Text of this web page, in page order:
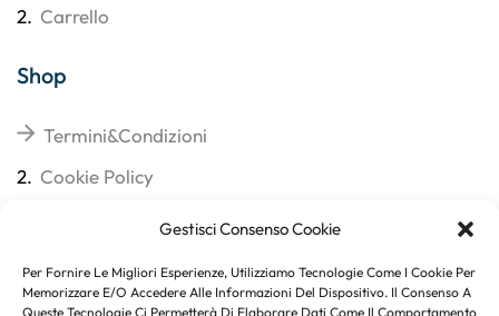
Gestisci Consenso Cookie
Per Fornire Le Migliori Esperienze, Utilizziamo Tecnologie Come I Cookie Per
Memorizzare E/o Accedere Alle Informazioni Del Dispositivo. Il Consenso A
Queste Tecnologie Ci Permetterà Di Elaborare Dati Come Il Comportamento
2. Carrello
Shop
Termini&Condizioni
2. Cookie Policy